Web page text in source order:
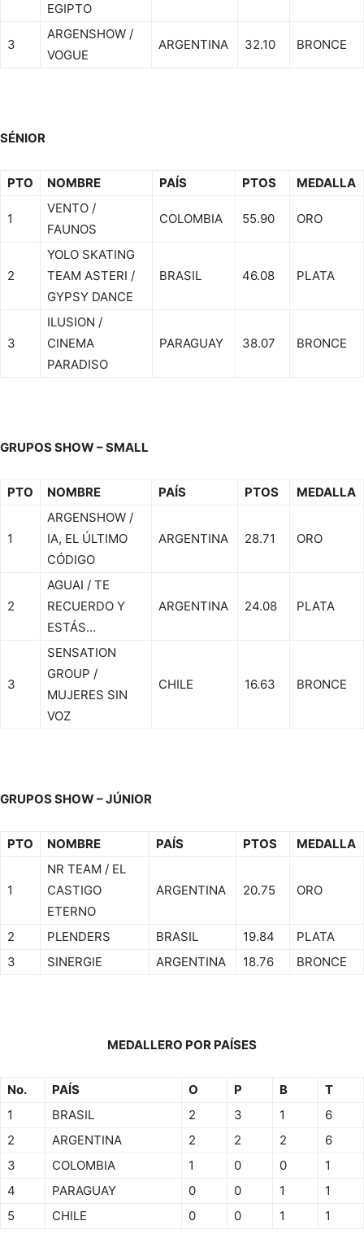
EGIPTO
3
ARGENSHOW /
VOGUE
ARGENTINA 32.10 BRONCE
SÉNIOR
PTO NOMBRE PAÍS PTOS MEDALLA
1
VENTO /
FAUNOS
COLOMBIA 55.90 ORO
2
YOLO SKATING
TEAM ASTERI /
GYPSY DANCE
BRASIL 46.08 PLATA
3
ILUSION /
CINEMA
PARADISO
PARAGUAY 38.07 BRONCE
GRUPOS SHOW – SMALL
PTO NOMBRE PAÍS PTOS MEDALLA
1
ARGENSHOW /
IA, EL ÚLTIMO
CÓDIGO
ARGENTINA 28.71 ORO
2
AGUAI / TE
RECUERDO Y
ESTÁS…
ARGENTINA 24.08 PLATA
3
SENSATION
GROUP /
MUJERES SIN
VOZ
CHILE 16.63 BRONCE
GRUPOS SHOW – JÚNIOR
PTO NOMBRE PAÍS PTOS MEDALLA
1
NR TEAM / EL
CASTIGO
ETERNO
ARGENTINA 20.75 ORO
2 PLENDERS BRASIL 19.84
PLATA
3
SINERGIE ARGENTINA 18.76 BRONCE
MEDALLERO POR PAÍSES
No. PAÍS O P B
T
1
BRASIL 2 3 1
6
2
ARGENTINA 2 2 2
6
3
COLOMBIA 1 0 0
1
4
PARAGUAY 0 0 1
1
5
CHILE 0 0 1 1